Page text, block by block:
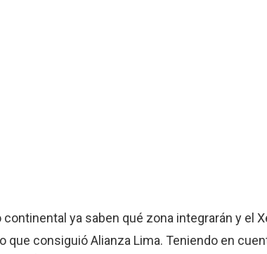
ya saben qué zona integrarán y el
que consiguió Alianza Lima. Teniendo en